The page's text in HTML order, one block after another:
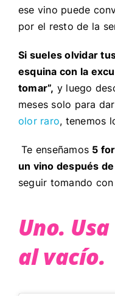
ese vino puede
por el resto de la
Si sueles olvidar
esquina con la
tomar”, y luego
meses solo para
olor raro, tenemos
Te enseñamos 5
un vino después
seguir tomando
Uno.
al vacío.